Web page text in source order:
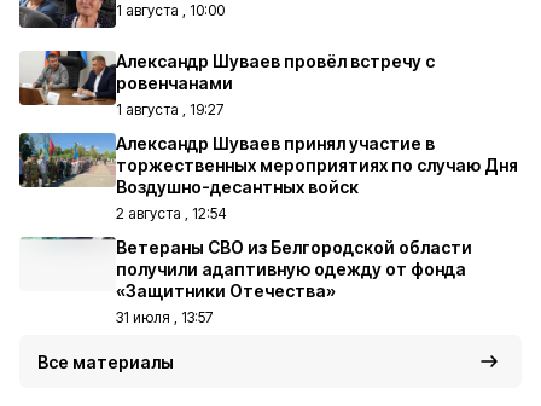
1 августа , 10:00
Александр Шуваев провёл встречу с
ровенчанами
1 августа , 19:27
Александр Шуваев принял участие в
торжественных мероприятиях по случаю Дня
Воздушно-десантных войск
2 августа , 12:54
Ветераны СВО из Белгородской области
получили адаптивную одежду от фонда
«Защитники Отечества»
31 июля , 13:57
Все материалы